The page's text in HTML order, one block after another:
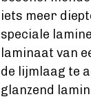
iets meer
speciale
laminaat van
de lijmlaag te
glanzend